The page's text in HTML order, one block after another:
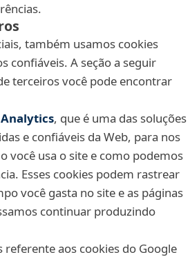
também usamos cookies
confiáveis. A seção a seguir
terceiros você pode encontrar
, que é uma das soluções
e confiáveis da Web, para nos
você usa o site e como podemos
Esses cookies podem rastrear
você gasta no site e as páginas
continuar produzindo
referente aos cookies do Google